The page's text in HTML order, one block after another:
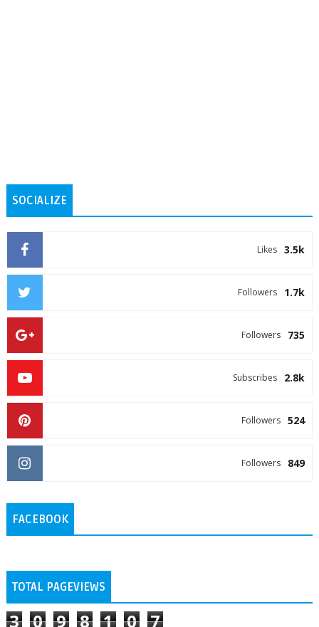
SOCIALIZE
3.5k
Likes
1.7k
Followers
735
Followers
2.8k
Subscribes
524
Followers
849
Followers
FACEBOOK
TOTAL PAGEVIEWS
3 0 9 8 1 0 7